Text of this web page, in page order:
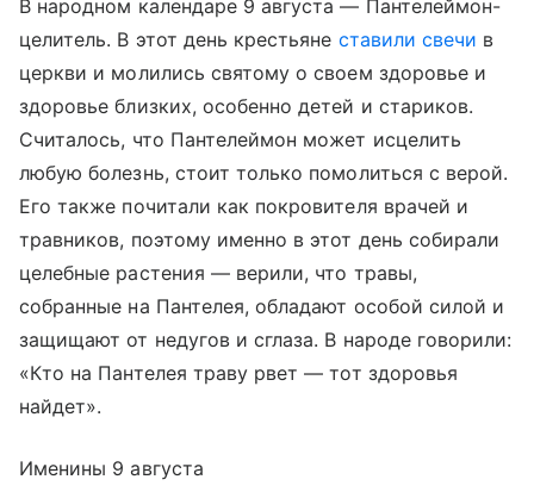
В народном календаре 9 августа — Пантелеймон-
целитель. В этот день крестьяне ставили свечи в
церкви и молились святому о своем здоровье и
здоровье близких, особенно детей и стариков.
Считалось, что Пантелеймон может исцелить
любую болезнь, стоит только помолиться с верой.
Его также почитали как покровителя врачей и
травников, поэтому именно в этот день собирали
целебные растения — верили, что травы,
собранные на Пантелея, обладают особой силой и
защищают от недугов и сглаза. В народе говорили:
«Кто на Пантелея траву рвет — тот здоровья
найдет».
Именины 9 августа